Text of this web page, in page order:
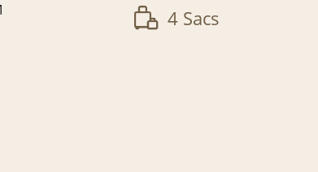
4 Sacs